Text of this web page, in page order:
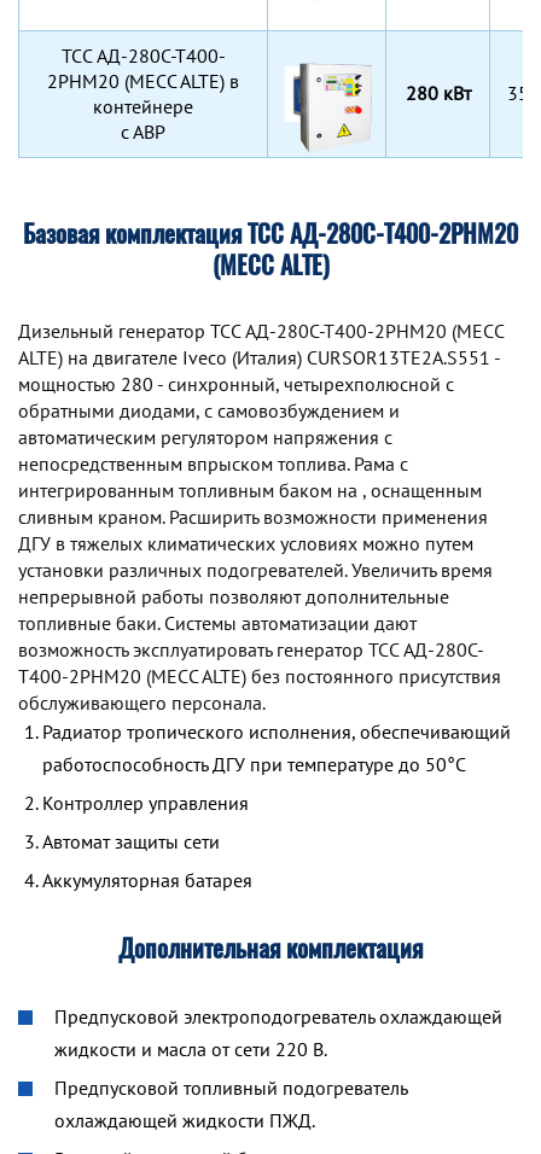
TCC АД-280С-Т400-
2РНМ20 (MECC ALTE) в
контейнере
с АВР
280 кВт
Базовая комплектация ТСС АД-280С-Т400-2РНМ20
(MECC ALTE)
Дизельный генератор TCC АД-280С-Т400-2РНМ20 (MECC
ALTE) на двигателе Iveco (Италия) CURSOR13TE2A.S551 -
мощностью 280 - синхронный, четырехполюсной с
обратными диодами, с самовозбуждением и
автоматическим регулятором напряжения с
непосредственным впрыском топлива. Рама с
интегрированным топливным баком на , оснащенным
сливным краном. Расширить возможности применения
ДГУ в тяжелых климатических условиях можно путем
установки различных подогревателей. Увеличить время
непрерывной работы позволяют дополнительные
топливные баки. Системы автоматизации дают
возможность эксплуатировать генератор TCC АД-280С-
Т400-2РНМ20 (MECC ALTE) без постоянного присутствия
обслуживающего персонала.
Радиатор тропического исполнения, обеспечивающий
работоспособность ДГУ при температуре до 50°С
Контроллер управления
Автомат защиты сети
Аккумуляторная батарея
Дополнительная комплектация
Предпусковой электроподогреватель охлаждающей
жидкости и масла от сети 220 В.
Предпусковой топливный подогреватель
охлаждающей жидкости ПЖД.